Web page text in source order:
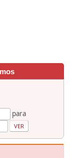
para